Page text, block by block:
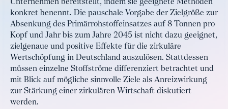
Unternehmen bereitstellt, indem sie geeignete Methoden
konkret benennt. Die pauschale Vorgabe der Zielgröße zur
Absenkung des Primärrohstoffeinsatzes auf 8 Tonnen pro
Kopf und Jahr bis zum Jahre 2045 ist nicht dazu geeignet,
zielgenaue und positive Effekte für die zirkuläre
Wertschöpfung in Deutschland auszulösen. Stattdessen
müssen einzelne Stoffströme differenziert betrachtet und
mit Blick auf mögliche sinnvolle Ziele als Anreizwirkung
zur Stärkung einer zirkulären Wirtschaft diskutiert
werden.